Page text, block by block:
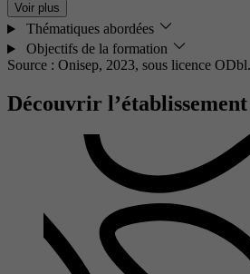
Voir plus
Thématiques abordées
Objectifs de la formation
Source : Onisep, 2023, sous licence ODbl.
Découvrir l’établissement